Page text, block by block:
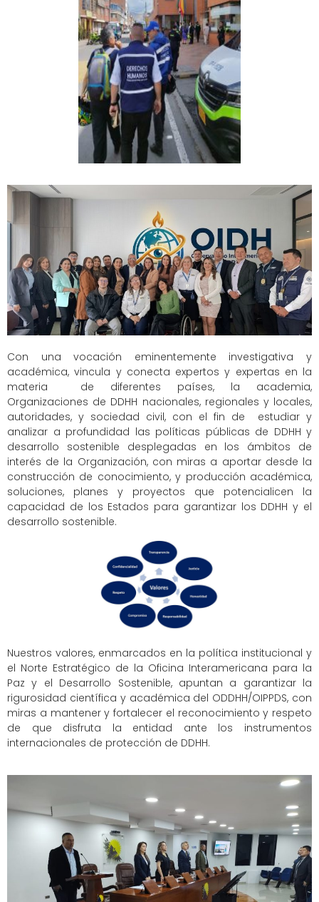
Con una vocación eminentemente investigativa y
académica, vincula y conecta expertos y expertas en la
materia de diferentes países, la academia,
Organizaciones de DDHH nacionales, regionales y locales,
autoridades, y sociedad civil, con el fin de estudiar y
analizar a profundidad las políticas públicas de DDHH y
desarrollo sostenible desplegadas en los ámbitos de
interés de la Organización, con miras a aportar desde la
construcción de conocimiento, y producción académica,
soluciones, planes y proyectos que potencialicen la
capacidad de los Estados para garantizar los DDHH y el
desarrollo sostenible.
Nuestros valores, enmarcados en la política institucional y
el Norte Estratégico de la Oficina Interamericana para la
Paz y el Desarrollo Sostenible, apuntan a garantizar la
rigurosidad científica y académica del ODDHH/OIPPDS, con
miras a mantener y fortalecer el reconocimiento y respeto
de que disfruta la entidad ante los instrumentos
internacionales de protección de DDHH.